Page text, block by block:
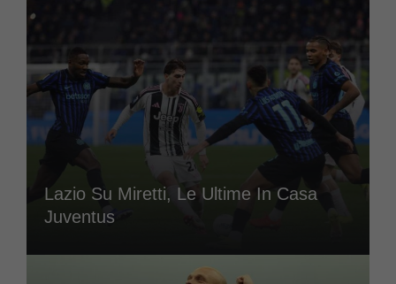
Lazio Su Miretti, Le Ultime In Casa
Juventus